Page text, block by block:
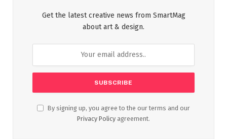
Get the latest creative news from SmartMag
about art & design.
By signing up, you agree to the our terms and our
Privacy Policy agreement.